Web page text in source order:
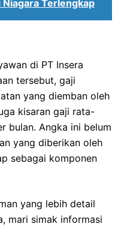
Niagara Terlengkap
di PT Insera
tersebut, gaji
yang diemban oleh
kisaran gaji rata-
bulan. Angka ini belum
yang diberikan oleh
sebagai komponen
yang lebih detail
mari simak informasi